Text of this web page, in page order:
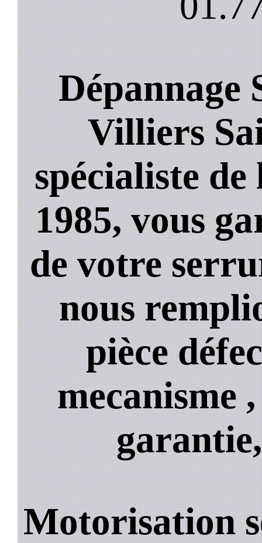
Dépannage
Villiers
spécialiste
1985, vous
de votre
nous
pièce
mecanisme
garantie,
Motorisation